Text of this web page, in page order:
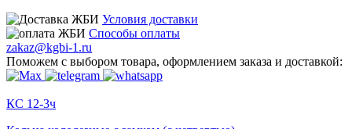
Условия доставки
Способы оплаты
zakaz@kgbi-1.ru
Поможем с выбором товара, оформлением заказа и доставкой:
КС 12-3ч